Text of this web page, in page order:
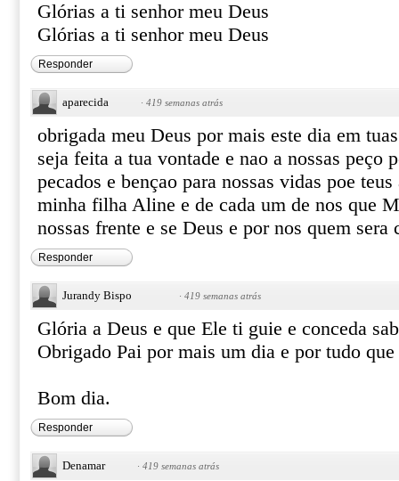
Glórias a ti senhor meu Deus
Glórias a ti senhor meu Deus
Responder
aparecida · 419 semanas atrás
obrigada meu Deus por mais este dia em
seja feita a tua vontade e nao a nossas peço
pecados e bençao para nossas vidas poe
minha filha Aline e de cada um de nos que
nossas frente e se Deus e por nos quem sera
Responder
Jurandy Bispo · 419 semanas atrás
Glória a Deus e que Ele ti guie e conceda
Obrigado Pai por mais um dia e por tudo
Bom dia.
Responder
Denamar · 419 semanas atrás